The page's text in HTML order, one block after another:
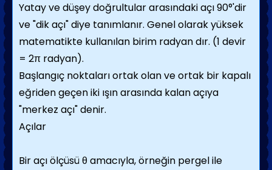
Yatay ve düşey doğrultular arasındaki açı 90°'dir
ve "dik açı" diye tanımlanır. Genel olarak yüksek
matematikte kullanılan birim radyan dır. (1 devir
= 2π radyan).
Başlangıç noktaları ortak olan ve ortak bir kapalı
eğriden geçen iki ışın arasında kalan açıya
"merkez açı" denir.
Açılar
Bir açı ölçüsü θ amacıyla, örneğin pergel ile